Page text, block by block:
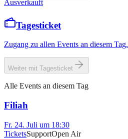
Ausverkauft
Tagesticket
Zugang zu allen Events an diesem Tag.
Weiter mit Tagesticket
Alle Events an diesem Tag
Filiah
Fr. 24. Juli um 18:30
TicketsSupportOpen Air